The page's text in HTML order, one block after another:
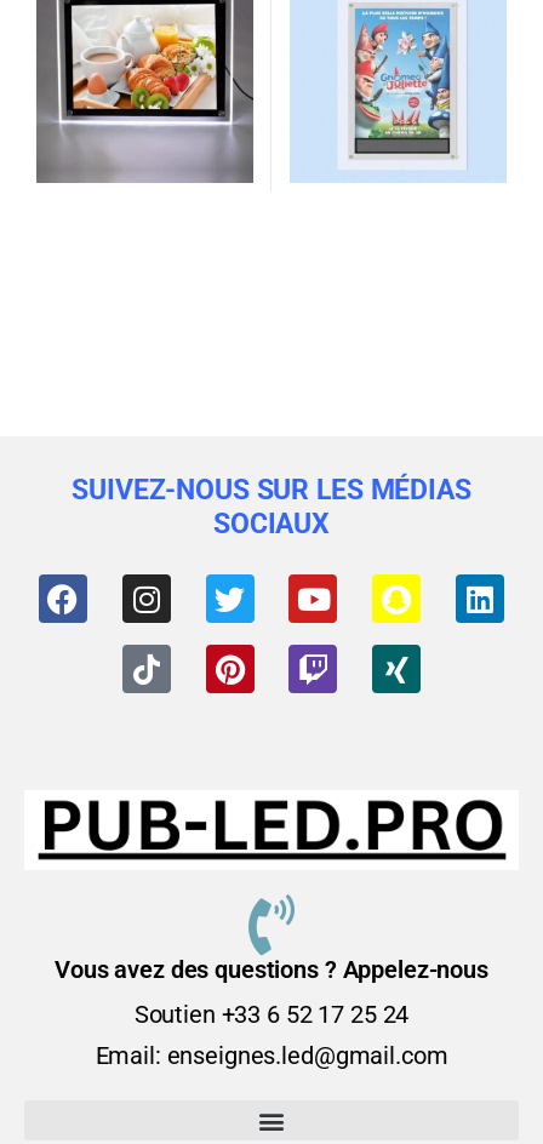
SUIVEZ-NOUS SUR LES MÉDIAS
SOCIAUX
Vous avez des questions ? Appelez-nous
Soutien +33 6 52 17 25 24
Email: enseignes.led@gmail.com